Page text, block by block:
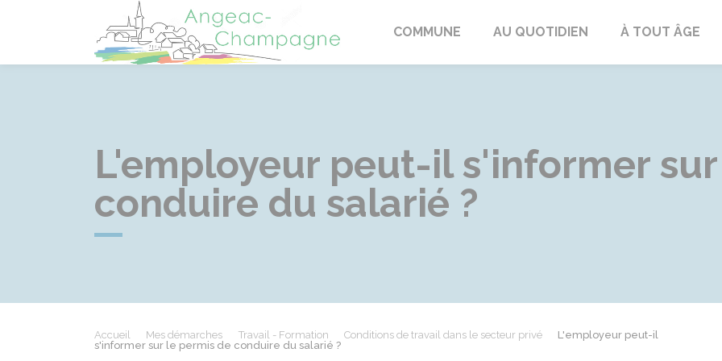
Angeac-Champagne
COMMUNE AU QUOTIDIEN À TOUT ÂGE
L'employeur peut-il s'informer
conduire du salarié ?
Accueil Mes démarches Travail - Formation Conditions de travail dans le secteur privé
L'employeur peut-il
s'informer sur le permis de conduire du salarié ?